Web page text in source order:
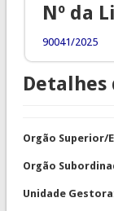
Nº da
90041/2025
Detalhes
Orgão Superior/
Orgão
Unidade